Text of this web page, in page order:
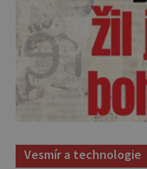
Vesmír a technologie